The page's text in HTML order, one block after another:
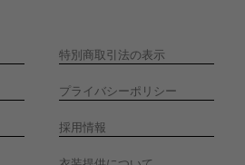
特別商取引法の表示
プライバシーポリシー
採用情報